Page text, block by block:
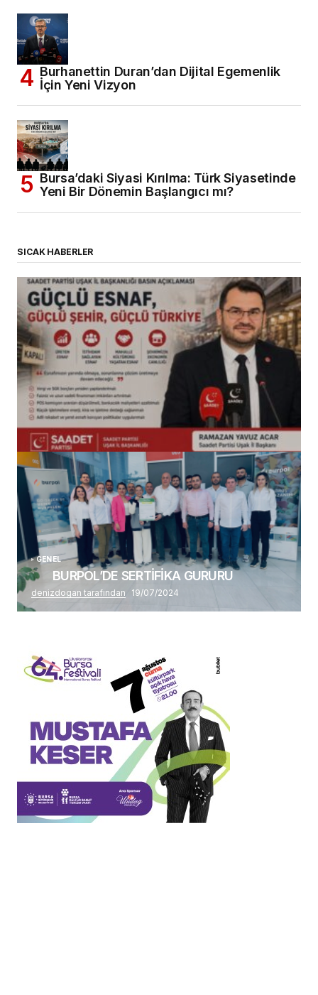
Burhanettin Duran’dan Dijital Egemenlik
İçin Yeni Vizyon
Bursa’daki Siyasi Kırılma: Türk Siyasetinde
Yeni Bir Dönemin Başlangıcı mı?
SICAK HABERLER
(başlıksız)
Alaattin Karahan tarafından 14/07/2026
GENEL
BURPOL’DE SERTİFİKA GURURU
denizdogan tarafından 19/07/2024